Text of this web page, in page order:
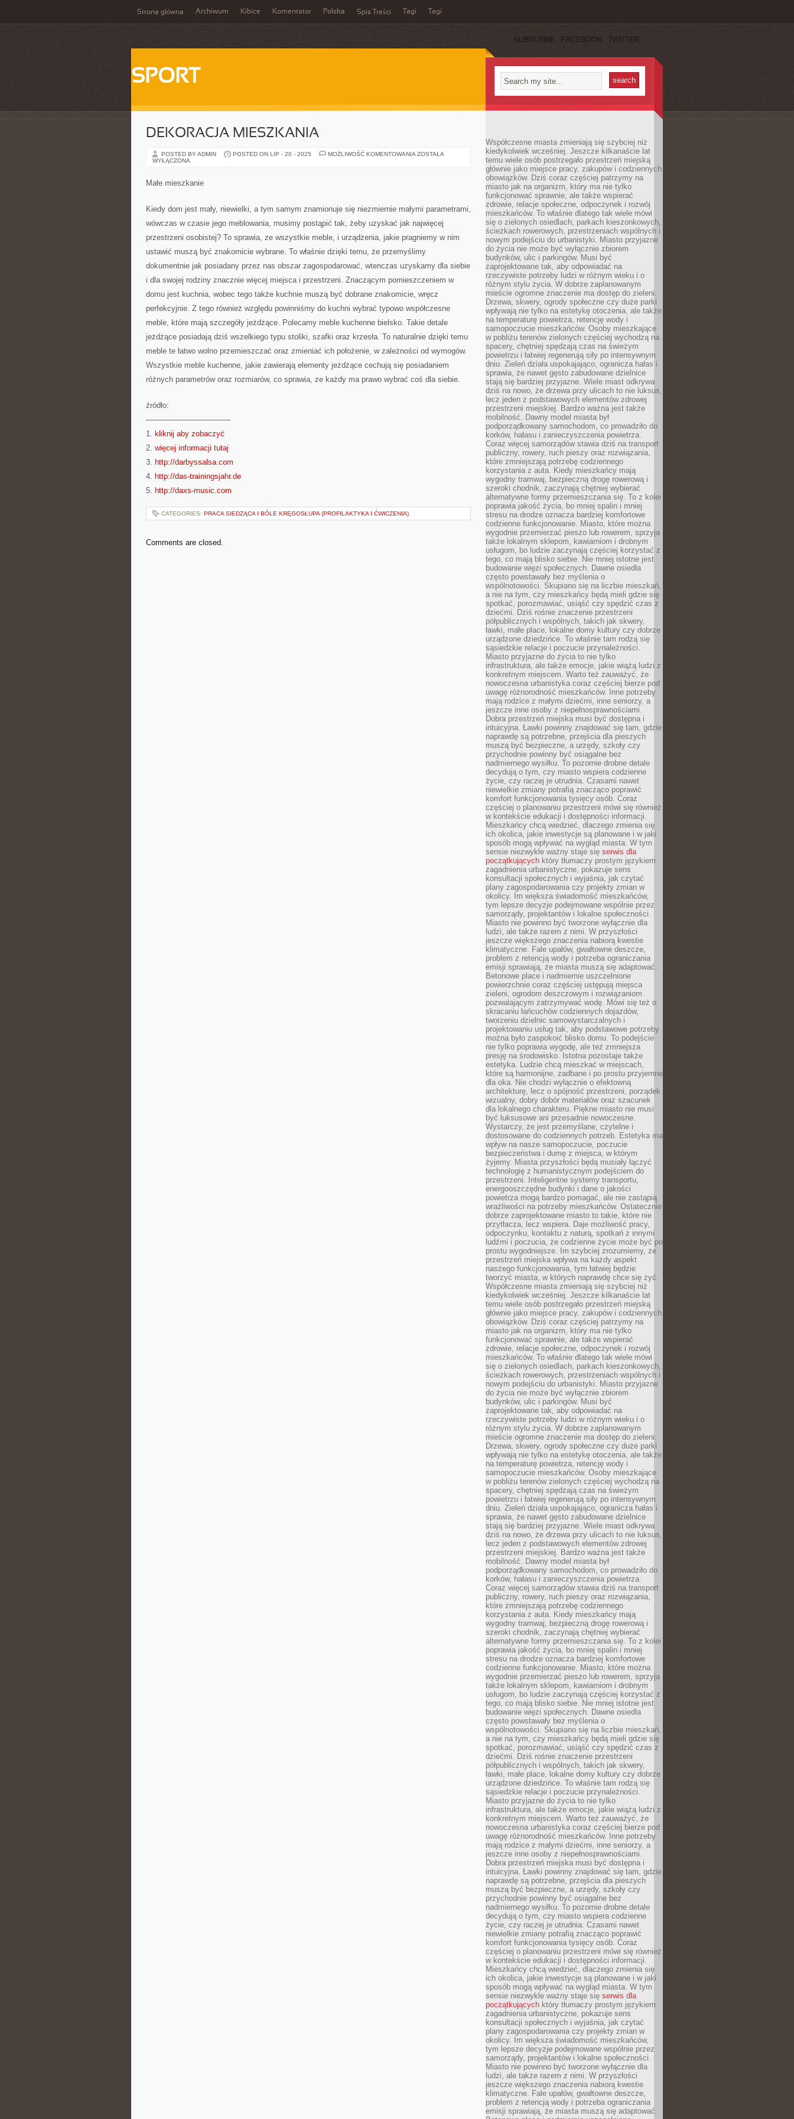
Strona główna Archiwum Kibice Komentator Polska Spis Treści Tagi Tagi
SUBSCRIBE FACEBOOK TWITTER
SPORT
DEKORACJA MIESZKANIA
POSTED BY ADMIN POSTED ON LIP - 20 - 2025 MOŻLIWOŚĆ KOMENTOWANIA DEKORACJA
ZOSTAŁA
WYŁĄCZONA
Małe mieszkanie
Kiedy dom jest mały, niewielki, a tym samym znamionuje się niezmiernie małymi parametrami,
wówczas w czasie jego meblowania, musimy postąpić tak, żeby uzyskać jak najwięcej
przestrzeni osobistej? To sprawia, ze wszystkie meble, i urządzenia, jakie pragniemy w nim
ustawić muszą być znakomicie wybrane. To właśnie dzięki temu, że przemyślimy
dokumentnie jak posiadany przez nas obszar zagospodarować, wtenczas uzyskamy dla siebie
i dla swojej rodziny znacznie więcej miejsca i przestrzeni. Znaczącym pomieszczeniem w
domu jest kuchnia, wobec tego także kuchnie muszą być dobrane znakomicie, wręcz
perfekcyjnie. Z tego również względu powinniśmy do kuchni wybrać typowo współczesne
meble, które mają szczegóły jeżdżące. Polecamy meble kuchenne bielsko. Takie detale
jeżdżące posiadają dziś wszelkiego typu stoliki, szafki oraz krzesła. To naturalnie dzięki temu
meble te łatwo wolno przemieszczać oraz zmieniać ich położenie, w zależności od wymogów.
Wszystkie meble kuchenne, jakie zawierają elementy jeżdżące cechują się posiadaniem
różnych parametrów oraz rozmiarów, co sprawia, ze każdy ma prawo wybrać coś dla siebie.
źródło:
———————————
1. kliknij aby zobaczyć
2. więcej informacji tutaj
3. http://darbyssalsa.com
4. http://das-trainingsjahr.de
5. http://daxs-music.com
CATEGORIES: PRACA SIEDZĄCA I BÓLE KRĘGOSŁUPA (PROFILAKTYKA I ĆWICZENIA)
Comments are closed.
Współczesne miasta zmieniają się szybciej niż
kiedykolwiek wcześniej. Jeszcze kilkanaście lat
temu wiele osób postrzegało przestrzeń miejską
głównie jako miejsce pracy, zakupów i codziennych
obowiązków. Dziś coraz częściej patrzymy na
miasto jak na organizm, który ma nie tylko
funkcjonować sprawnie, ale także wspierać
zdrowie, relacje społeczne, odpoczynek i rozwój
mieszkańców. To właśnie dlatego tak wiele mówi
się o zielonych osiedlach, parkach kieszonkowych,
ścieżkach rowerowych, przestrzeniach wspólnych i
nowym podejściu do urbanistyki. Miasto przyjazne
do życia nie może być wyłącznie zbiorem
budynków, ulic i parkingów. Musi być
zaprojektowane tak, aby odpowiadać na
rzeczywiste potrzeby ludzi w różnym wieku i o
różnym stylu życia. W dobrze zaplanowanym
mieście ogromne znaczenie ma dostęp do zieleni.
Drzewa, skwery, ogrody społeczne czy duże parki
wpływają nie tylko na estetykę otoczenia, ale także
na temperaturę powietrza, retencję wody i
samopoczucie mieszkańców. Osoby mieszkające
w pobliżu terenów zielonych częściej wychodzą na
spacery, chętniej spędzają czas na świeżym
powietrzu i łatwiej regenerują siły po intensywnym
dniu. Zieleń działa uspokajająco, ogranicza hałas i
sprawia, że nawet gęsto zabudowane dzielnice
stają się bardziej przyjazne. Wiele miast odkrywa
dziś na nowo, że drzewa przy ulicach to nie luksus,
lecz jeden z podstawowych elementów zdrowej
przestrzeni miejskiej. Bardzo ważna jest także
mobilność. Dawny model miasta był
podporządkowany samochodom, co prowadziło do
korków, hałasu i zanieczyszczenia powietrza.
Coraz więcej samorządów stawia dziś na transport
publiczny, rowery, ruch pieszy oraz rozwiązania,
które zmniejszają potrzebę codziennego
korzystania z auta. Kiedy mieszkańcy mają
wygodny tramwaj, bezpieczną drogę rowerową i
szeroki chodnik, zaczynają chętniej wybierać
alternatywne formy przemieszczania się. To z kolei
poprawia jakość życia, bo mniej spalin i mniej
stresu na drodze oznacza bardziej komfortowe
codzienne funkcjonowanie. Miasto, które można
wygodnie przemierzać pieszo lub rowerem, sprzyja
także lokalnym sklepom, kawiarniom i drobnym
usługom, bo ludzie zaczynają częściej korzystać z
tego, co mają blisko siebie. Nie mniej istotne jest
budowanie więzi społecznych. Dawne osiedla
często powstawały bez myślenia o
wspólnotowości. Skupiano się na liczbie mieszkań,
a nie na tym, czy mieszkańcy będą mieli gdzie się
spotkać, porozmawiać, usiąść czy spędzić czas z
dziećmi. Dziś rośnie znaczenie przestrzeni
półpublicznych i wspólnych, takich jak skwery,
ławki, małe place, lokalne domy kultury czy dobrze
urządzone dziedzińce. To właśnie tam rodzą się
sąsiedzkie relacje i poczucie przynależności.
Miasto przyjazne do życia to nie tylko
infrastruktura, ale także emocje, jakie wiążą ludzi z
konkretnym miejscem. Warto też zauważyć, że
nowoczesna urbanistyka coraz częściej bierze pod
uwagę różnorodność mieszkańców. Inne potrzeby
mają rodzice z małymi dziećmi, inne seniorzy, a
jeszcze inne osoby z niepełnosprawnościami.
Dobra przestrzeń miejska musi być dostępna i
intuicyjna. Ławki powinny znajdować się tam, gdzie
naprawdę są potrzebne, przejścia dla pieszych
muszą być bezpieczne, a urzędy, szkoły czy
przychodnie powinny być osiągalne bez
nadmiernego wysiłku. To pozornie drobne detale
decydują o tym, czy miasto wspiera codzienne
życie, czy raczej je utrudnia. Czasami nawet
niewielkie zmiany potrafią znacząco poprawić
komfort funkcjonowania tysięcy osób. Coraz
częściej o planowaniu przestrzeni mówi się również
w kontekście edukacji i dostępności informacji.
Mieszkańcy chcą wiedzieć, dlaczego zmienia się
ich okolica, jakie inwestycje są planowane i w jaki
sposób mogą wpływać na wygląd miasta. W tym
sensie niezwykle ważny staje się serwis dla
początkujących który tłumaczy prostym językiem
zagadnienia urbanistyczne, pokazuje sens
konsultacji społecznych i wyjaśnia, jak czytać
plany zagospodarowania czy projekty zmian w
okolicy. Im większa świadomość mieszkańców,
tym lepsze decyzje podejmowane wspólnie przez
samorządy, projektantów i lokalne społeczności.
Miasto nie powinno być tworzone wyłącznie dla
ludzi, ale także razem z nimi. W przyszłości
jeszcze większego znaczenia nabiorą kwestie
klimatyczne. Fale upałów, gwałtowne deszcze,
problem z retencją wody i potrzeba ograniczania
emisji sprawiają, że miasta muszą się adaptować.
Betonowe place i nadmiernie uszczelnione
powierzchnie coraz częściej ustępują miejsca
zieleni, ogrodom deszczowym i rozwiązaniom
pozwalającym zatrzymywać wodę. Mówi się też o
skracaniu łańcuchów codziennych dojazdów,
tworzeniu dzielnic samowystarczalnych i
projektowaniu usług tak, aby podstawowe potrzeby
można było zaspokoić blisko domu. To podejście
nie tylko poprawia wygodę, ale też zmniejsza
presję na środowisko. Istotna pozostaje także
estetyka. Ludzie chcą mieszkać w miejscach,
które są harmonijne, zadbane i po prostu przyjemne
dla oka. Nie chodzi wyłącznie o efektowną
architekturę, lecz o spójność przestrzeni, porządek
wizualny, dobry dobór materiałów oraz szacunek
dla lokalnego charakteru. Piękne miasto nie musi
być luksusowe ani przesadnie nowoczesne.
Wystarczy, że jest przemyślane, czytelne i
dostosowane do codziennych potrzeb. Estetyka ma
wpływ na nasze samopoczucie, poczucie
bezpieczeństwa i dumę z miejsca, w którym
żyjemy. Miasta przyszłości będą musiały łączyć
technologię z humanistycznym podejściem do
przestrzeni. Inteligentne systemy transportu,
energooszczędne budynki i dane o jakości
powietrza mogą bardzo pomagać, ale nie zastąpią
wrażliwości na potrzeby mieszkańców. Ostatecznie
dobrze zaprojektowane miasto to takie, które nie
przytłacza, lecz wspiera. Daje możliwość pracy,
odpoczynku, kontaktu z naturą, spotkań z innymi
ludźmi i poczucia, że codzienne życie może być po
prostu wygodniejsze. Im szybciej zrozumiemy, że
przestrzeń miejska wpływa na każdy aspekt
naszego funkcjonowania, tym łatwiej będzie
tworzyć miasta, w których naprawdę chce się żyć.
Współczesne miasta zmieniają się szybciej niż
kiedykolwiek wcześniej. Jeszcze kilkanaście lat
temu wiele osób postrzegało przestrzeń miejską
głównie jako miejsce pracy, zakupów i codziennych
obowiązków. Dziś coraz częściej patrzymy na
miasto jak na organizm, który ma nie tylko
funkcjonować sprawnie, ale także wspierać
zdrowie, relacje społeczne, odpoczynek i rozwój
mieszkańców. To właśnie dlatego tak wiele mówi
się o zielonych osiedlach, parkach kieszonkowych,
ścieżkach rowerowych, przestrzeniach wspólnych i
nowym podejściu do urbanistyki. Miasto przyjazne
do życia nie może być wyłącznie zbiorem
budynków, ulic i parkingów. Musi być
zaprojektowane tak, aby odpowiadać na
rzeczywiste potrzeby ludzi w różnym wieku i o
różnym stylu życia. W dobrze zaplanowanym
mieście ogromne znaczenie ma dostęp do zieleni.
Drzewa, skwery, ogrody społeczne czy duże parki
wpływają nie tylko na estetykę otoczenia, ale także
na temperaturę powietrza, retencję wody i
samopoczucie mieszkańców. Osoby mieszkające
w pobliżu terenów zielonych częściej wychodzą na
spacery, chętniej spędzają czas na świeżym
powietrzu i łatwiej regenerują siły po intensywnym
dniu. Zieleń działa uspokajająco, ogranicza hałas i
sprawia, że nawet gęsto zabudowane dzielnice
stają się bardziej przyjazne. Wiele miast odkrywa
dziś na nowo, że drzewa przy ulicach to nie luksus,
lecz jeden z podstawowych elementów zdrowej
przestrzeni miejskiej. Bardzo ważna jest także
mobilność. Dawny model miasta był
podporządkowany samochodom, co prowadziło do
korków, hałasu i zanieczyszczenia powietrza.
Coraz więcej samorządów stawia dziś na transport
publiczny, rowery, ruch pieszy oraz rozwiązania,
które zmniejszają potrzebę codziennego
korzystania z auta. Kiedy mieszkańcy mają
wygodny tramwaj, bezpieczną drogę rowerową i
szeroki chodnik, zaczynają chętniej wybierać
alternatywne formy przemieszczania się. To z kolei
poprawia jakość życia, bo mniej spalin i mniej
stresu na drodze oznacza bardziej komfortowe
codzienne funkcjonowanie. Miasto, które można
wygodnie przemierzać pieszo lub rowerem, sprzyja
także lokalnym sklepom, kawiarniom i drobnym
usługom, bo ludzie zaczynają częściej korzystać z
tego, co mają blisko siebie. Nie mniej istotne jest
budowanie więzi społecznych. Dawne osiedla
często powstawały bez myślenia o
wspólnotowości. Skupiano się na liczbie mieszkań,
a nie na tym, czy mieszkańcy będą mieli gdzie się
spotkać, porozmawiać, usiąść czy spędzić czas z
dziećmi. Dziś rośnie znaczenie przestrzeni
półpublicznych i wspólnych, takich jak skwery,
ławki, małe place, lokalne domy kultury czy dobrze
urządzone dziedzińce. To właśnie tam rodzą się
sąsiedzkie relacje i poczucie przynależności.
Miasto przyjazne do życia to nie tylko
infrastruktura, ale także emocje, jakie wiążą ludzi z
konkretnym miejscem. Warto też zauważyć, że
nowoczesna urbanistyka coraz częściej bierze pod
uwagę różnorodność mieszkańców. Inne potrzeby
mają rodzice z małymi dziećmi, inne seniorzy, a
jeszcze inne osoby z niepełnosprawnościami.
Dobra przestrzeń miejska musi być dostępna i
intuicyjna. Ławki powinny znajdować się tam, gdzie
naprawdę są potrzebne, przejścia dla pieszych
muszą być bezpieczne, a urzędy, szkoły czy
przychodnie powinny być osiągalne bez
nadmiernego wysiłku. To pozornie drobne detale
decydują o tym, czy miasto wspiera codzienne
życie, czy raczej je utrudnia. Czasami nawet
niewielkie zmiany potrafią znacząco poprawić
komfort funkcjonowania tysięcy osób. Coraz
częściej o planowaniu przestrzeni mówi się również
w kontekście edukacji i dostępności informacji.
Mieszkańcy chcą wiedzieć, dlaczego zmienia się
ich okolica, jakie inwestycje są planowane i w jaki
sposób mogą wpływać na wygląd miasta. W tym
sensie niezwykle ważny staje się serwis dla
początkujących który tłumaczy prostym językiem
zagadnienia urbanistyczne, pokazuje sens
konsultacji społecznych i wyjaśnia, jak czytać
plany zagospodarowania czy projekty zmian w
okolicy. Im większa świadomość mieszkańców,
tym lepsze decyzje podejmowane wspólnie przez
samorządy, projektantów i lokalne społeczności.
Miasto nie powinno być tworzone wyłącznie dla
ludzi, ale także razem z nimi. W przyszłości
jeszcze większego znaczenia nabiorą kwestie
klimatyczne. Fale upałów, gwałtowne deszcze,
problem z retencją wody i potrzeba ograniczania
emisji sprawiają, że miasta muszą się adaptować.